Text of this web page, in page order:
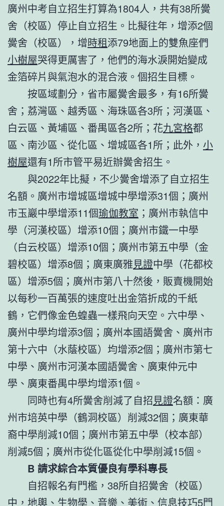
廣州中考自立招生打算為1804人，共有38所黌
舍（校區）停止自立招生。比擬往年，增添2個
黌舍（校區），增時租添79地面上的雙魚座們
小樹屋哭得更厲害了，他們的海水淚開始變成
金箔碎片與氣泡水的混合液。個招生目標。
按區域劃分，省市屬黌舍最多，有16所黌
舍；荔灣區、越秀區、海珠區各3所；河漢區、
白云區、黃埔區、番禺區各2所；花九宮格都
區、南沙區、從化區、增城區各1所；此外， 小
樹屋還有1所市管平易近辦黌舍招生。
與2022年比擬，不少黌舍增添了自立招生
名額。廣州市增城區增城中學增添31個；廣州
市玉巖中學增添11個瑜伽教室 ；廣州市執信中
學（河漢校區）增添10個；廣州市鐵一中學
（白云校區）增添10個；廣州市第五中學（金
碧校區）增添8個；廣東廣雅見證中學（花都校
區）增添5個；廣州市第八十然後，販賣機開始
以每秒一百萬張的速度吐出金箔折成的千紙
鶴，它們像金色蝗蟲一樣飛向天空。六中學、
廣州中學均增添3個；廣州本國語黌舍、廣州市
第十六中（水蔭校區）均增添2個；廣州市第七
中學、廣州市河漢本國語黌舍、廣東仲元中
學、廣東番禺中學均增添1個。
同時也有4所黌舍削減了自招見證名額：廣
州市培英中學（鶴洞校區）削減32個；廣東華
裔中學削減10個；廣州市第五中學（校本部）
削減5個；廣州市從化區從化中學削減15個。
B 請求綜合本質優良有學科專長
自招報名有門檻，38所自招黌舍（校區）
中，地輿、生物學、音樂、美術、信息技巧5門